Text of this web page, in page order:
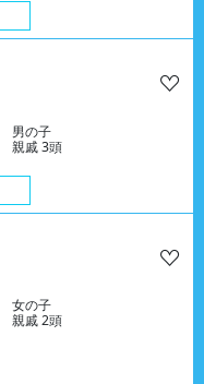
男の子
親戚 3頭
女の子
親戚 2頭